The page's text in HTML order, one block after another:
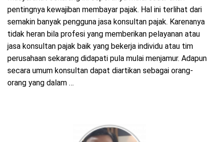
pentingnya kewajiban membayar pajak. Hal ini terlihat dari
semakin banyak pengguna jasa konsultan pajak. Karenanya
tidak heran bila profesi yang memberikan pelayanan atau
jasa konsultan pajak baik yang bekerja individu atau tim
perusahaan sekarang didapati pula mulai menjamur. Adapun
secara umum konsultan dapat diartikan sebagai orang-
orang yang dalam …